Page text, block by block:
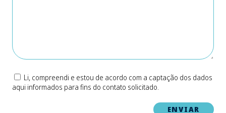
Li, compreendi e estou de acordo com a captação dos dados
aqui informados para fins do contato solicitado.